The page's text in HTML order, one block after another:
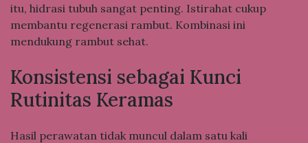
itu, hidrasi tubuh sangat penting. Istirahat cukup
membantu regenerasi rambut. Kombinasi ini
mendukung rambut sehat.
Konsistensi sebagai Kunci
Rutinitas Keramas
Hasil perawatan tidak muncul dalam satu kali